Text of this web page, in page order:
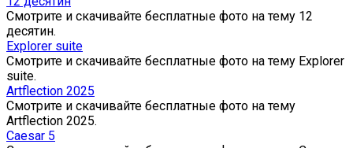
Смотрите и скачивайте бесплатные фото на тему 12
десятин.
Explorer suite
Смотрите и скачивайте бесплатные фото на тему Explorer
suite.
Artflection 2025
Смотрите и скачивайте бесплатные фото на тему
Artflection 2025.
Caesar 5